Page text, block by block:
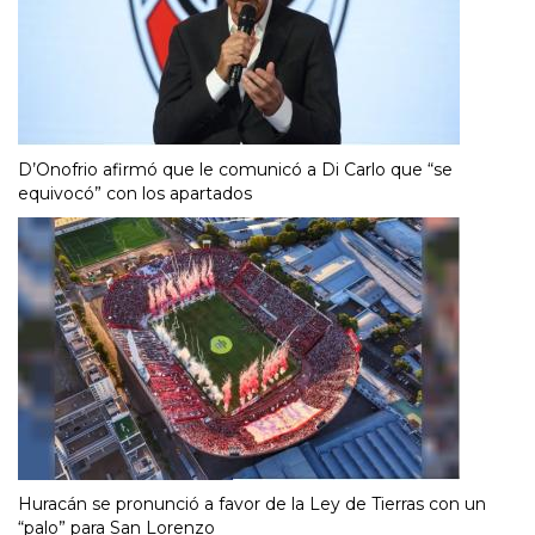
D’Onofrio afirmó que le comunicó a Di Carlo que “se
equivocó” con los apartados
Huracán se pronunció a favor de la Ley de Tierras con un
“palo” para San Lorenzo